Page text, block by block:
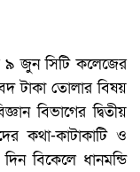
৯ জুন সিটি কলেজের
টাকা তোলার বিষয়
বিভাগের দ্বিতীয়
কথা-কাটাকাটি ও
বিকেলে ধানমন্ডি